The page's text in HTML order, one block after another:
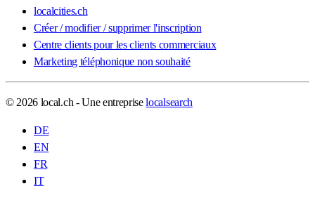
localcities.ch
Créer / modifier / supprimer l'inscription
Centre clients pour les clients commerciaux
Marketing téléphonique non souhaité
© 2026 local.ch - Une entrepriselocalsearch
DE
EN
FR
IT